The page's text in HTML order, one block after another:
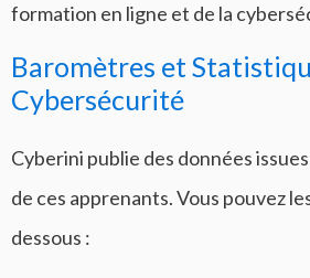
formation en ligne et de la
Baromètres et
Cybersécurité
Cyberini publie des données
de ces apprenants. Vous pouvez
dessous :